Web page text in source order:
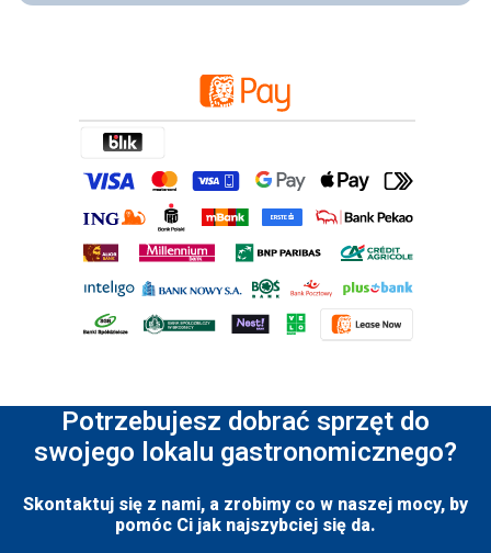
Potrzebujesz dobrać sprzęt do
swojego lokalu gastronomicznego?
Skontaktuj się z nami, a zrobimy co w naszej mocy, by
pomóc Ci jak najszybciej się da.